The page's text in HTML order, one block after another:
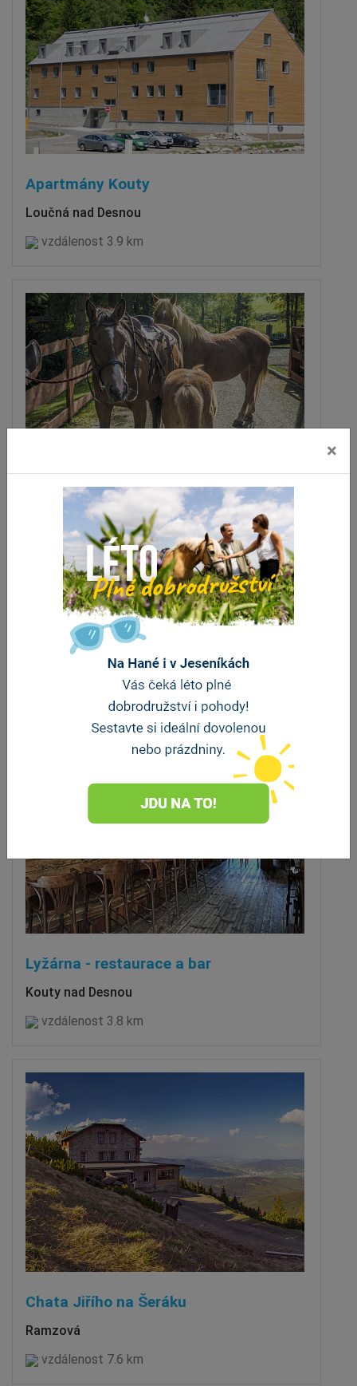
Apartmány Kouty
Loučná nad Desnou
vzdálenost 3.9 km
Horská chata Eduard
Bělá pod Pradědem
vzdálenost 4.1 km
ZOBRAZIT DALŠÍ
Lyžárna - restaurace a bar
Kouty nad Desnou
vzdálenost 3.8 km
Chata Jiřího na Šeráku
Ramzová
vzdálenost 7.6 km
×